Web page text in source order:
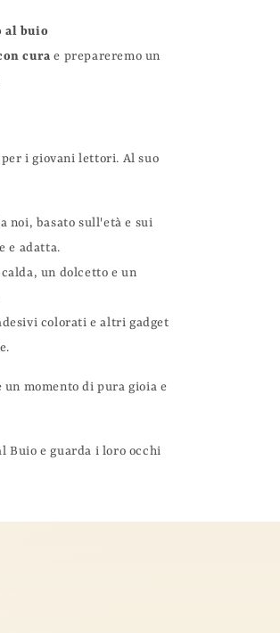
al buio
cura e prepareremo un
i giovani lettori. Al suo
noi, basato sull'età e sui
e adatta.
un dolcetto e un
colorati e altri gadget
momento di pura gioia e
Buio e guarda i loro occhi